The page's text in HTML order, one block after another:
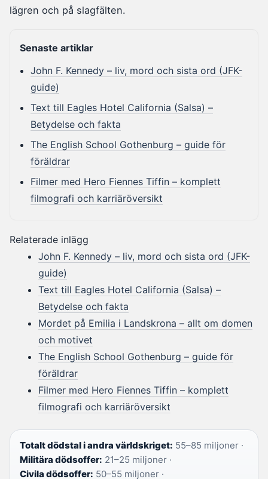
lägren och på slagfälten.
Senaste artiklar
John F. Kennedy – liv, mord och sista ord (JFK-
guide)
Text till Eagles Hotel California (Salsa) –
Betydelse och fakta
The English School Gothenburg – guide för
föräldrar
Filmer med Hero Fiennes Tiffin – komplett
filmografi och karriäröversikt
Relaterade inlägg
John F. Kennedy – liv, mord och sista ord (JFK-
guide)
Text till Eagles Hotel California (Salsa) –
Betydelse och fakta
Mordet på Emilia i Landskrona – allt om domen
och motivet
The English School Gothenburg – guide för
föräldrar
Filmer med Hero Fiennes Tiffin – komplett
filmografi och karriäröversikt
Totalt dödstal i andra världskriget: 55–85 miljoner ·
Militära dödsoffer: 21–25 miljoner ·
Civila dödsoffer: 50–55 miljoner ·